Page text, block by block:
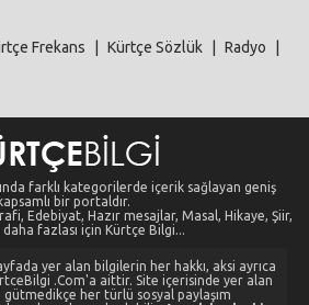
Frekans Kürtçe Sözlük Radyo
farklı kategorilerde içerik sağlayan geniş
kapsamlı bir portaldır.
Edebiyat, Hazır mesajlar, Masal, Hikaye, Şiir,
daha fazlası için Kürtçe Bilgi...
yer alan bilgilerin her hakkı, aksi ayrıca
.Com'a aittir. Site içerisinde yer alan
gütmedikçe her türlü sosyal paylaşım